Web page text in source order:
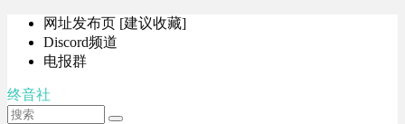
网址发布页 [建议收藏]
Discord频道
电报群
终音社